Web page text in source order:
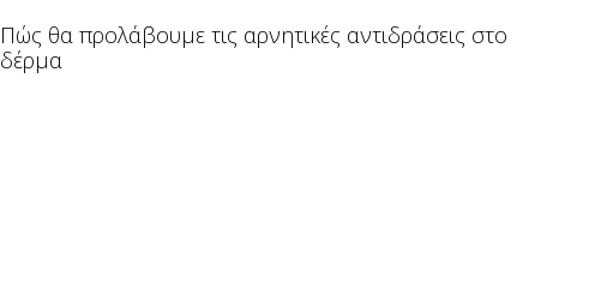
Πώς θα προλάβουμε τις αρνητικές αντιδράσεις στο
δέρμα